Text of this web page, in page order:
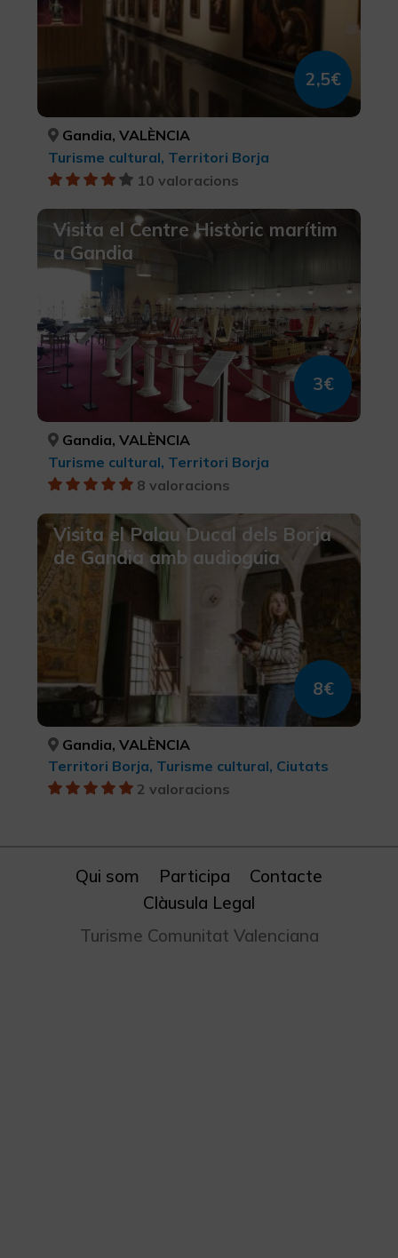
2,5€
Gandia, VALÈNCIA
Turisme cultural, Territori Borja
10 valoracions
Visita el Centre Històric marítim
a Gandia
3€
Gandia, VALÈNCIA
Turisme cultural, Territori Borja
8 valoracions
Visita el Palau Ducal dels Borja
de Gandia amb audioguia
8€
Gandia, VALÈNCIA
Territori Borja, Turisme cultural, Ciutats
2 valoracions
Qui som Participa
Contacte
Clàusula Legal
Turisme Comunitat Valenciana